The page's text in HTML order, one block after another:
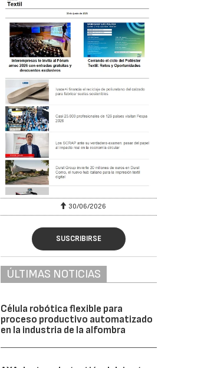
30/06/2026
SUSCRIBIRSE
ÚLTIMAS NOTICIAS
Célula robótica flexible para
proceso productivo automatizado
en la industria de la alfombra